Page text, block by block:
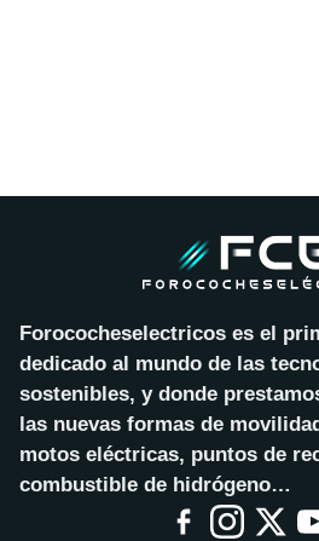
Forococheselectricos es el
dedicado al mundo de las
sostenibles, y donde
las nuevas formas de
motos eléctricas, puntos de
combustible de hidrógeno…